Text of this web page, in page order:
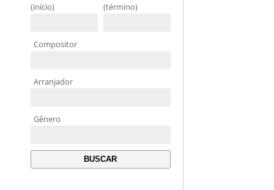
(início)
(término)
Compositor
Arranjador
Gênero